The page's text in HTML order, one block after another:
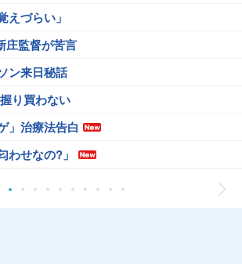
えづらい」
庄監督が苦言
ン来日秘話
り買わない
」治療法告白
わせなの?」